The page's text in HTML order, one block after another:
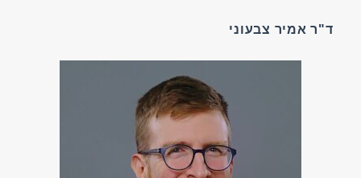
ד"ר אמיר צבעוני